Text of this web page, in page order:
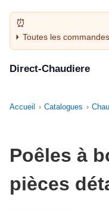
Toutes les
avant 14H sont
Direct-Chaudiere
Accueil Catalogues
Poêles à
pièces